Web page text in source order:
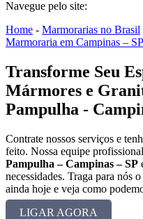
Navegue pelo site:
Home - Marmorarias no Brasil
Marmoraria em Campinas – SP
Transforme Seu
Mármores e
Pampulha -
Contrate nossos serviços e
feito. Nossa equipe
Pampulha – Campinas – SP
necessidades. Traga para nós
ainda hoje e veja como
LIGAR AGORA